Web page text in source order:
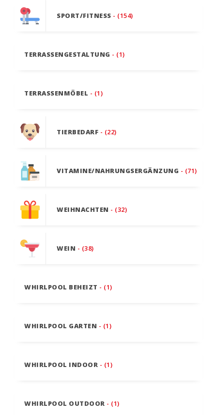
SPORT/FITNESS - (154)
TERRASSENGESTALTUNG - (1)
TERRASSENMÖBEL - (1)
TIERBEDARF - (22)
VITAMINE/NAHRUNGSERGÄNZUNG - (71)
WEIHNACHTEN - (32)
WEIN - (38)
WHIRLPOOL BEHEIZT - (1)
WHIRLPOOL GARTEN - (1)
WHIRLPOOL INDOOR - (1)
WHIRLPOOL OUTDOOR - (1)